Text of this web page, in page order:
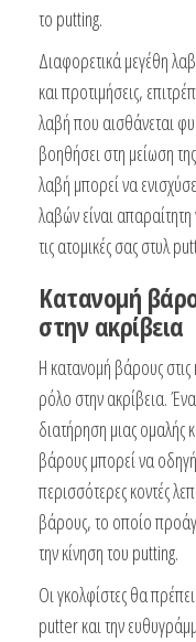
το putting.
Διαφορετικά μεγέθη
και προτιμήσεις,
λαβή που αισθάνεται
βοηθήσει στη μείωση
λαβή μπορεί να
λαβών είναι απαραίτητη
τις ατομικές σας στυλ
Κατανομή
στην ακρίβεια
Η κατανομή βάρους στις
ρόλο στην ακρίβεια.
διατήρηση μιας ομαλής
βάρους μπορεί να
περισσότερες κοντές
βάρους, το οποίο
την κίνηση του putting.
Οι γκολφίστες θα
putter και την